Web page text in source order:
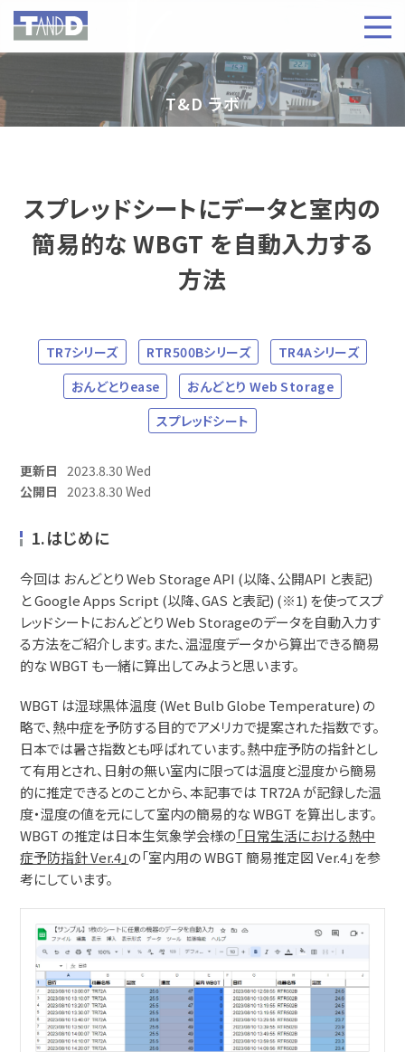
T&D ラボ
スプレッドシートにデータと室内の
簡易的な WBGT を自動入力する
方法
TR7シリーズ RTR500Bシリーズ
TR4Aシリーズ
おんどとりease
おんどとり Web Storage
スプレッドシート
更新日
2023.8.30 Wed
公開日
2023.8.30 Wed
1.はじめに
今回は おんどとり Web Storage API (以降、公開API と表記)
と Google Apps Script (以降、GAS と表記) (※1) を使ってスプ
レッドシートにおんどとり Web Storageのデータを自動入力す
る方法をご紹介します。また、温湿度データから算出できる簡易
的な WBGT も一緒に算出してみようと思います。
WBGT は湿球黒体温度 (Wet Bulb Globe Temperature) の
略で、熱中症を予防する目的でアメリカで提案された指数です。
日本では暑さ指数とも呼ばれています。熱中症予防の指針とし
て有用とされ、日射の無い室内に限っては温度と湿度から簡易
的に推定できるとのことから、本記事では TR72A が記録した温
度・湿度の値を元にして室内の簡易的な WBGT を算出します。
WBGT の推定は日本生気象学会様の「日常生活における熱中
症予防指針 Ver.4」の「室内用の WBGT 簡易推定図 Ver.4」を参
考にしています。